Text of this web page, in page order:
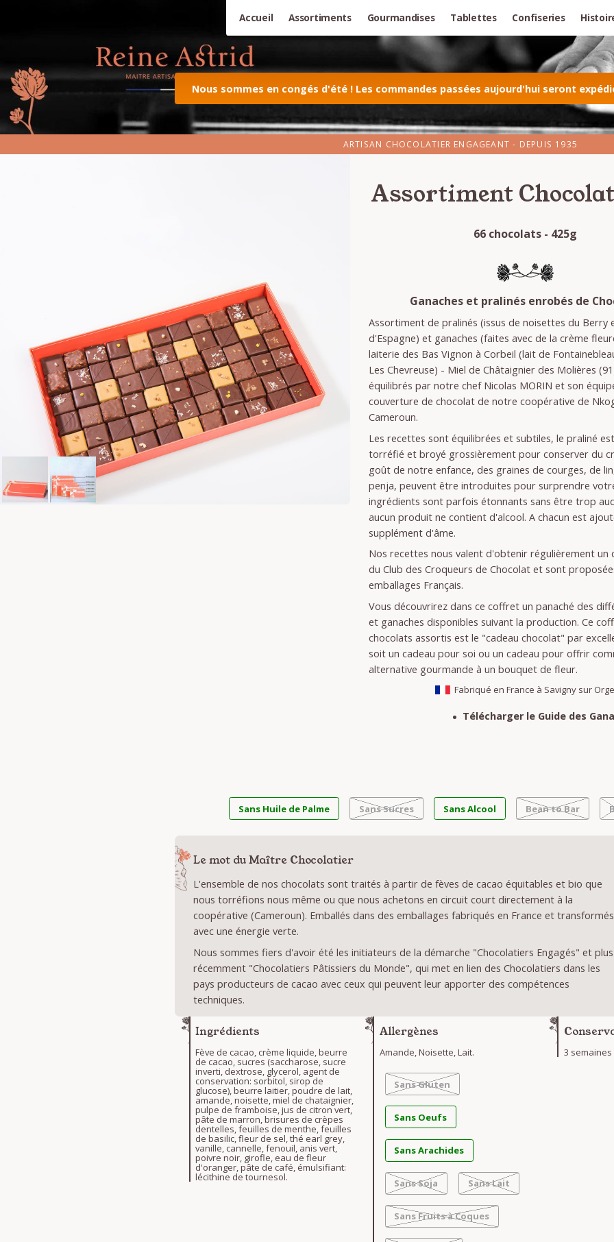
Accueil Assortiments Gourmandises Tablettes Confiseries
Nous sommes en congés d'été ! Les commandes passées aujourd'hui seront
ARTISAN CHOCOLATIER ENGAGEANT - DEPUIS 1935
Assortiment
66 chocolats - 425g
Ganaches et pralinés enrobés de
Assortiment de pralinés (issus de noisettes du Berry
d'Espagne) et ganaches (faites avec de la crème
laiterie des Bas Vignon à Corbeil (lait de
Les Chevreuse) - Miel de Châtaignier des Molières
équilibrés par notre chef Nicolas MORIN et son
couverture de chocolat de notre coopérative de
Cameroun.
Les recettes sont équilibrées et subtiles, le praliné
torréfié et broyé grossièrement pour conserver du
goût de notre enfance, des graines de courges, de
penja, peuvent être introduites pour surprendre
ingrédients sont parfois étonnants sans être trop
aucun produit ne contient d'alcool. A chacun est
supplément d'âme.
Nos recettes nous valent d'obtenir régulièrement un
du Club des Croqueurs de Chocolat et sont
emballages Français.
Vous découvrirez dans ce coffret un panaché des
et ganaches disponibles suivant la production. Ce
chocolats assortis est le "cadeau chocolat" par
soit un cadeau pour soi ou un cadeau pour offrir
alternative gourmande à un bouquet de fleur.
Fabriqué en France à Savigny sur
Télécharger le Guide des
Sans Huile de Palme Sans Sucres Sans Alcool Bean to Bar
Le mot du Maître Chocolatier
L'ensemble de nos chocolats sont traités à partir de fèves de cacao équitables et bio que
nous torréfions nous même ou que nous achetons en circuit court directement à la
coopérative (Cameroun). Emballés dans des emballages fabriqués en France et transformés
avec une énergie verte.
Nous sommes fiers d'avoir été les initiateurs de la démarche "Chocolatiers Engagés" et plus
récemment "Chocolatiers Pâtissiers du Monde", qui met en lien des Chocolatiers dans les
pays producteurs de cacao avec ceux qui peuvent leur apporter des compétences
techniques.
Ingrédients
Fève de cacao, crème liquide, beurre
de cacao, sucres (saccharose, sucre
inverti, dextrose, glycerol, agent de
conservation: sorbitol, sirop de
glucose), beurre laitier, poudre de lait,
amande, noisette, miel de chataignier,
pulpe de framboise, jus de citron vert,
pâte de marron, brisures de crèpes
dentelles, feuilles de menthe, feuilles
de basilic, fleur de sel, thé earl grey,
vanille, cannelle, fenouil, anis vert,
poivre noir, girofle, eau de fleur
d'oranger, pâte de café, émulsifiant:
lécithine de tournesol.
Allergènes
Amande, Noisette, Lait.
Sans Gluten
Sans Oeufs
Sans Arachides
Sans Soja Sans Lait
Sans Fruits à Coques
3 semaines